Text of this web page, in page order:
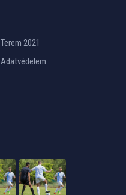
Terem 2021
Adatvédelem